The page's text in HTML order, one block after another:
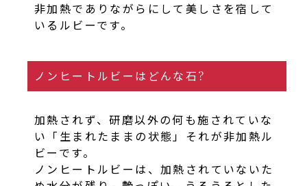
非加熱でありながらにして美しさを宿して
いるルビーです。
ノンヒートルビーはどんな石?
加熱されず、研磨以外の何も施されていな
い「生まれたままの状態」それが非加熱ル
ビーです。
ノンヒートルビーは、加熱されていないた